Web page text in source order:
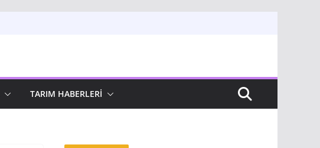
TARIM HABERLERI